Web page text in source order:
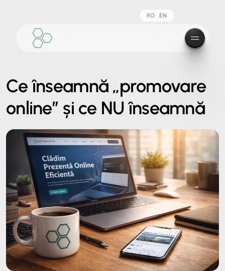
RO EN
Ce înseamnă „promovare
online” și ce NU înseamnă